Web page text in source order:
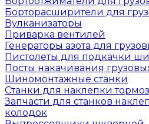
Борторасширители для
Вулканизаторы
Приварка вентилей
Генераторы азота для
Пистолеты для подкачки
Посты накачивания
Шиномонтажные станки
Станки для наклепки
Запчасти для станков
колодок